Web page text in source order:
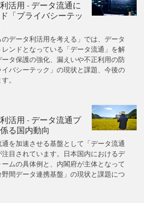
活用 - データ流通に
「プライバシーテッ
データ利活用を考える」では、データ
ンドとなっている「データ流通」を解
タ保護の強化、漏えいや不正利用の防
イバシーテック」の現状と課題、今後の
。
活用 - データ流通プ
る国内動向
を加速させる基盤として「データ流通
目されています。日本国内におけるデ
ムの具体例と、内閣府が主体となって
間データ連携基盤」の現状と課題につ